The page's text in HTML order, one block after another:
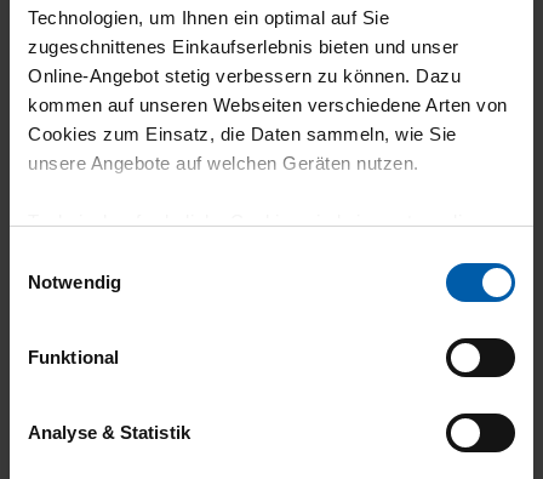
Technologien, um Ihnen ein optimal auf Sie
zugeschnittenes Einkaufserlebnis bieten und unser
Online-Angebot stetig verbessern zu können. Dazu
kommen auf unseren Webseiten verschiedene Arten von
Cookies zum Einsatz, die Daten sammeln, wie Sie
unsere Angebote auf welchen Geräten nutzen.
Technisch erforderliche Cookies sind eine notwendige
grundlegende Funktionen wie etwa zur Auswahl und
gewährleisten.
Für die Darstellung personalisierter Angebote, Anzeigen
und Inhalte aufgrund Ihres Nutzerverhaltens und Ihres
Notwendig
Funktional
Analyse & Statistik
Passform super. Leider haben Shirts mit
Elastan die Tendenz etwas einzugehen.
29.07.2026
29.07.2026